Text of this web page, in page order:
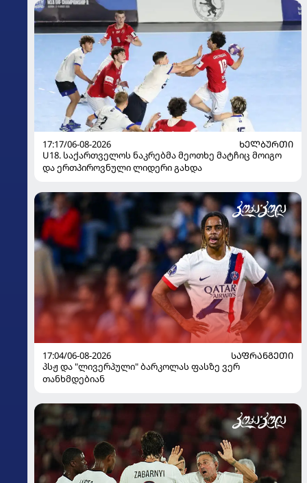
17:17/06-08-2026
ᲮᲔᲚᲑᲣᲠᲗᲘ
U18. საქართველოს ნაკრებმა მეოთხე მატჩიც მოიგო
და ერთპიროვნული ლიდერი გახდა
17:04/06-08-2026
ᲡᲐᲤᲠᲐᲜᲒᲔᲗᲘ
პსჟ და "ლივერპული" ბარკოლას ფასზე ვერ
თანხმდებიან